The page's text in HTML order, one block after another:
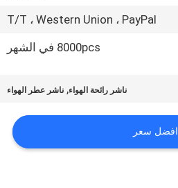
T/T ، Western Union ، PayPal
8000pcs في الشهر
ناشر رائحة الهواء, ناشر عطر الهواء
افضل سعر